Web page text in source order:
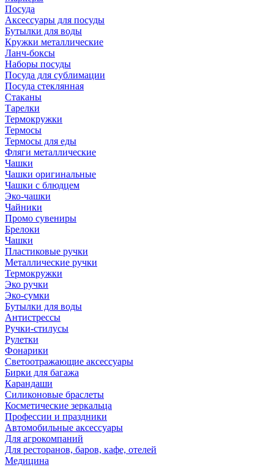
Посуда
Аксессуары для посуды
Бутылки для воды
Кружки металлические
Ланч-боксы
Наборы посуды
Посуда для сублимации
Посуда стеклянная
Стаканы
Тарелки
Термокружки
Термосы
Термосы для еды
Фляги металлические
Чашки
Чашки оригинальные
Чашки с блюдцем
Эко-чашки
Чайники
Промо сувениры
Брелоки
Чашки
Пластиковые ручки
Металлические ручки
Термокружки
Эко ручки
Эко-сумки
Бутылки для воды
Антистрессы
Ручки-стилусы
Рулетки
Фонарики
Светоотражающие аксессуары
Бирки для багажа
Карандаши
Силиконовые браслеты
Косметические зеркальца
Профессии и праздники
Автомобильные аксессуары
Для агрокомпаний
Для ресторанов, баров, кафе, отелей
Медицина